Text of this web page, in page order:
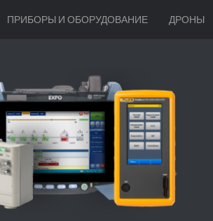
ПРИБОРЫ И ОБОРУДОВАНИЕ ДРОНЫ